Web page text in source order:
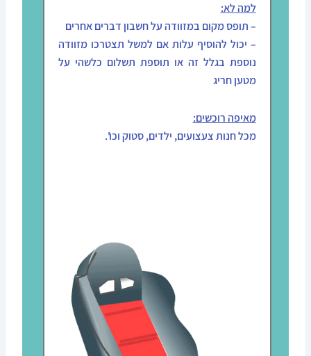
למה לא:
– תופס מקום במזוודה על חשבון דברים אחרים
– יכול להוסיף עלות אם למשל תצטרכו מזוודה
נוספת בגלל זה או תוספת תשלום כלשהי על
מטען חריג
מאיפה רוכשים:
מכל חנות צעצועים, ילדים, סטוק וכו'.